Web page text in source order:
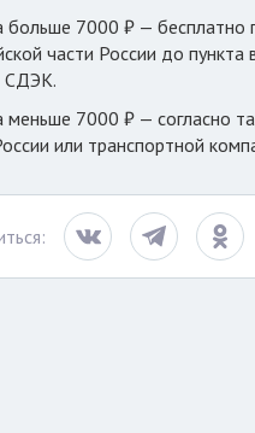
больше 7000 ₽ — бесплатно
части России до пункта
СДЭК.
меньше 7000 ₽ — согласно
или транспортной